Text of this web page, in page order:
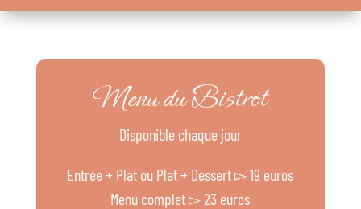
Menu du Bistrot
Disponible chaque jour
Entrée + Plat ou Plat + Dessert ▻ 19 euros
Menu complet ▻ 23 euros